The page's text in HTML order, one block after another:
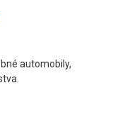
automobily,